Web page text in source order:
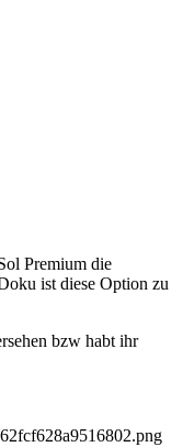
Premium die
ist diese Option zu
bzw habt ihr